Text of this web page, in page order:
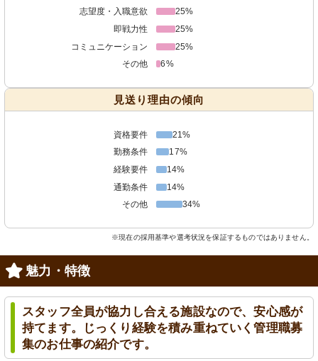
志望度・入職意欲
25%
即戦力性
25%
コミュニケーション
25%
その他
6%
見送り理由の傾向
資格要件
21%
勤務条件
17%
経験要件
14%
通勤条件
14%
その他
34%
※現在の採用基準や選考状況を保証するものではありません。
魅力・特徴
スタッフ全員が協力し合える施設なので、安心感が
持てます。じっくり経験を積み重ねていく管理職募
集のお仕事の紹介です。